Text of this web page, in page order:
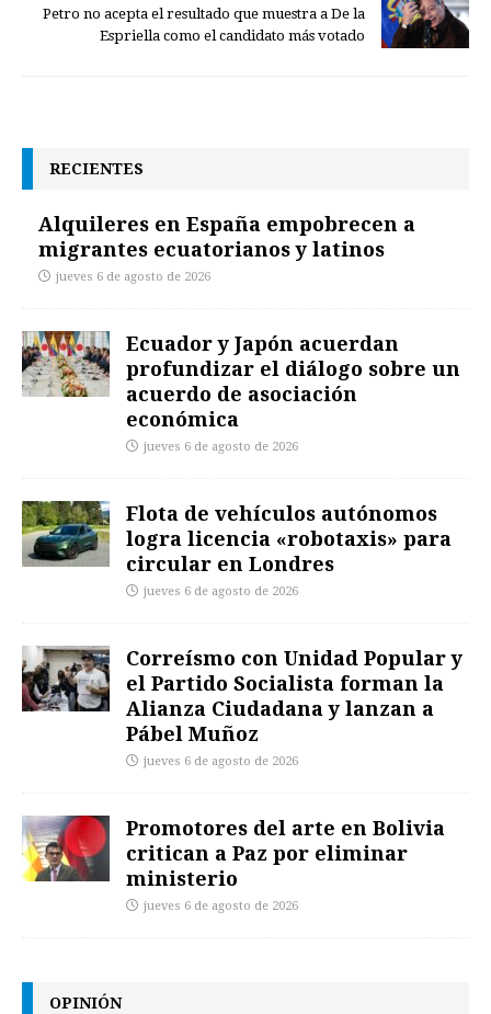
Petro no acepta el resultado que muestra a De la
Espriella como el candidato más votado
RECIENTES
Alquileres en España empobrecen a
migrantes ecuatorianos y latinos
jueves 6 de agosto de 2026
Ecuador y Japón acuerdan
profundizar el diálogo sobre un
acuerdo de asociación
económica
jueves 6 de agosto de 2026
Flota de vehículos autónomos
logra licencia «robotaxis» para
circular en Londres
jueves 6 de agosto de 2026
Correísmo con Unidad Popular y
el Partido Socialista forman la
Alianza Ciudadana y lanzan a
Pábel Muñoz
jueves 6 de agosto de 2026
Promotores del arte en Bolivia
critican a Paz por eliminar
ministerio
jueves 6 de agosto de 2026
OPINIÓN